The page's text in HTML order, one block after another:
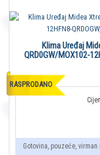
RASPRODANO
Klima Uređaj
QRD0GW/MOX102-
Gotovina, pouzeće,